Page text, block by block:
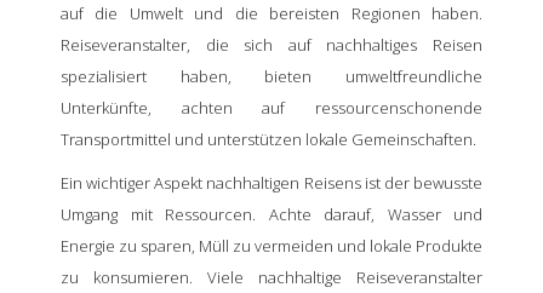
auf die Umwelt und die bereisten Regionen haben.
Reiseveranstalter, die sich auf nachhaltiges Reisen
spezialisiert haben, bieten umweltfreundliche
Unterkünfte, achten auf ressourcenschonende
Transportmittel und unterstützen lokale Gemeinschaften.
Ein wichtiger Aspekt nachhaltigen Reisens ist der bewusste
Umgang mit Ressourcen. Achte darauf, Wasser und
Energie zu sparen, Müll zu vermeiden und lokale Produkte
zu konsumieren. Viele nachhaltige Reiseveranstalter